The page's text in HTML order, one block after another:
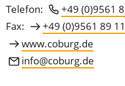
Telefon:
+49 (0)9561
Fax:
+49 (0)9561 89
www.coburg.de
info
coburg de